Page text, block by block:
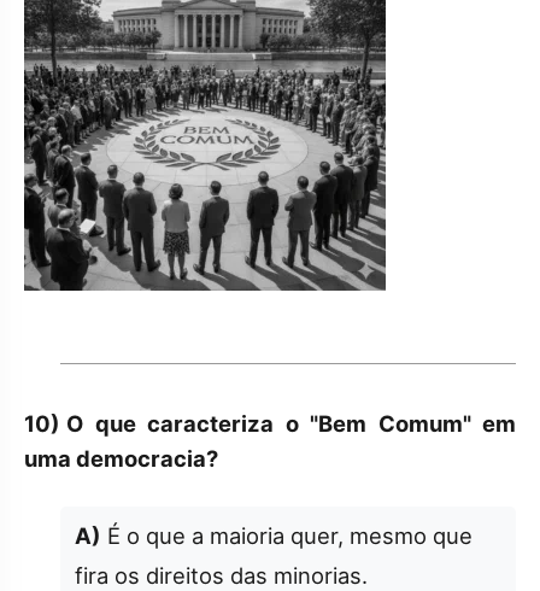
10) O que caracteriza o "Bem Comum" em
uma democracia?
A) É o que a maioria quer, mesmo que
fira os direitos das minorias.